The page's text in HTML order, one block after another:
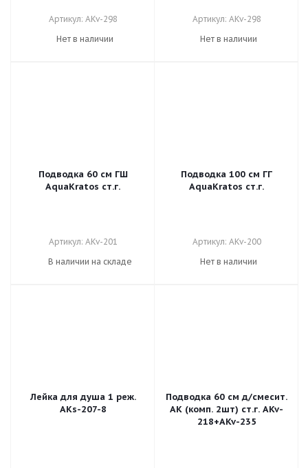
Артикул: AKv-298
Нет в наличии
Артикул: AKv-298
Нет в наличии
Подводка 60 см ГШ
AquaKratos ст.г.
Артикул: AKv-201
В наличии на складе
Подводка 100 см ГГ
AquaKratos ст.г.
Артикул: AKv-200
Нет в наличии
Лейка для душа 1 реж.
AKs-207-8
Подводка 60 см д/смесит.
AK (комп. 2шт) ст.г. AKv-
218+AKv-235